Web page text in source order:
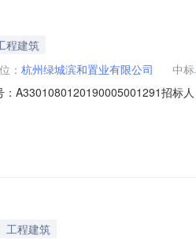
程建筑
： 杭州绿城滨和置业有限公司 中标
A3301080120190005001291招标
】关于“杭政储出【
工程建筑